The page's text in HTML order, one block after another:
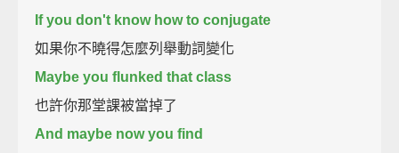
If you don't know how to conjugate
如果你不曉得怎麼列舉動詞變化
Maybe you flunked that class
也許你那堂課被當掉了
And maybe now you find